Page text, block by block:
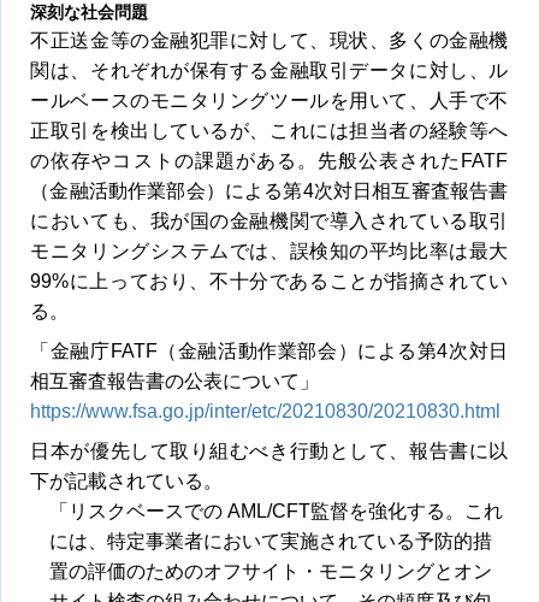
深刻な社会問題
不正送金等の金融犯罪に対して、現状、多くの金融機
関は、それぞれが保有する金融取引データに対し、ル
ールベースのモニタリングツールを用いて、人手で不
正取引を検出しているが、これには担当者の経験等へ
の依存やコストの課題がある。先般公表されたFATF
（金融活動作業部会）による第4次対日相互審査報告書
においても、我が国の金融機関で導入されている取引
モニタリングシステムでは、誤検知の平均比率は最大
99%に上っており、不十分であることが指摘されてい
る。
「金融庁FATF（金融活動作業部会）による第4次対日
相互審査報告書の公表について」
https://www.fsa.go.jp/inter/etc/20210830/20210830.html
日本が優先して取り組むべき行動として、報告書に以
下が記載されている。
「リスクベースでの AML/CFT監督を強化する。これ
には、特定事業者において実施されている予防的措
置の評価のためのオフサイト・モニタリングとオン